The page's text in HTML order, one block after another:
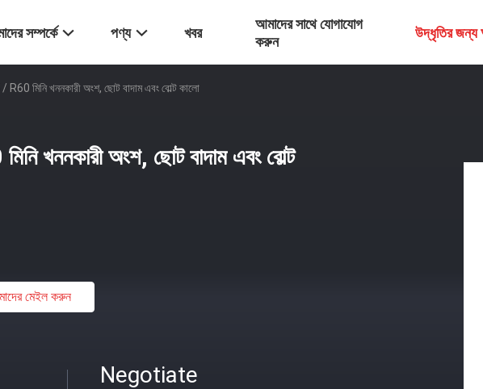
সম্পর্কে পণ্য খবর
আমাদের সাথে যোগাযোগ
করুন
উদ্ধৃতির জন্য
মিনি খননকারী অংশ, ছোট বাদাম এবং বোল্ট কালো
খননকারী অংশ, ছোট বাদাম এবং বোল্ট
মেইল ​​করুন
Negotiate